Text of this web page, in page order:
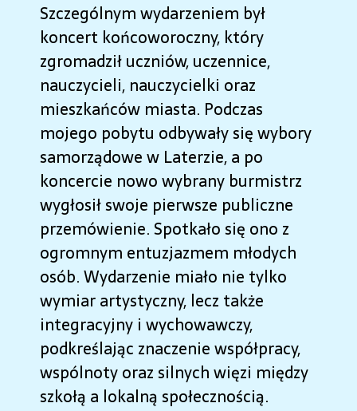
Szczególnym wydarzeniem był
koncert końcoworoczny, który
zgromadził uczniów, uczennice,
nauczycieli, nauczycielki oraz
mieszkańców miasta. Podczas
mojego pobytu odbywały się wybory
samorządowe w Laterzie, a po
koncercie nowo wybrany burmistrz
wygłosił swoje pierwsze publiczne
przemówienie. Spotkało się ono z
ogromnym entuzjazmem młodych
osób. Wydarzenie miało nie tylko
wymiar artystyczny, lecz także
integracyjny i wychowawczy,
podkreślając znaczenie współpracy,
wspólnoty oraz silnych więzi między
szkołą a lokalną społecznością.